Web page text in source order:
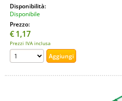
Disponibilità:
Disponibile
Prezzo:
€1,17
Prezzi IVA inclusa